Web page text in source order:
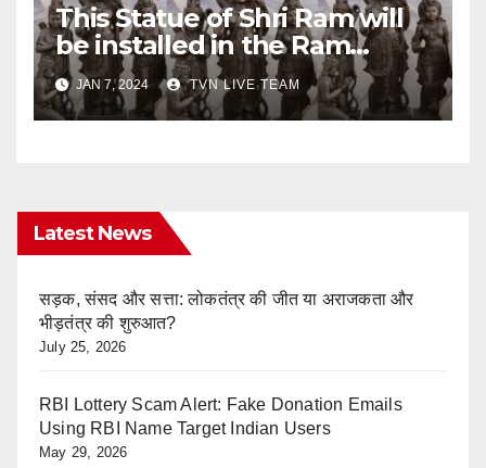
This Statue of Shri Ram will
be installed in the Ram
temple of Ayodhya | Ram
statue photo
JAN 7, 2024 TVN LIVE TEAM
Latest News
सड़क, संसद और सत्ता: लोकतंत्र की जीत या अराजकता और
भीड़तंत्र की शुरुआत?
July 25, 2026
RBI Lottery Scam Alert: Fake Donation Emails
Using RBI Name Target Indian Users
May 29, 2026